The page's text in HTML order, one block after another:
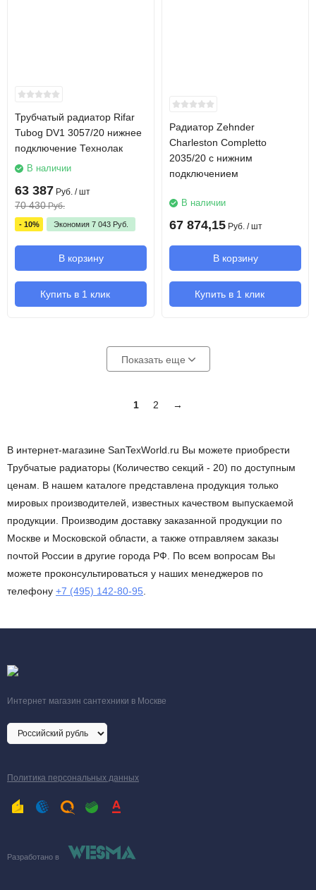
Трубчатый радиатор Rifar
Tubog DV1 3057/20 нижнее
подключение Технолак
В наличии
63 387 Руб. / шт
70 430 Руб.
- 10% Экономия 7 043 Руб.
В корзину
Купить в 1 клик
Радиатор Zehnder
Charleston Completto
2035/20 с нижним
подключением
В наличии
67 874,15 Руб. / шт
В корзину
Купить в 1 клик
Показать еще
1 2 →
В интернет-магазине SanTexWorld.ru Вы можете приобрести
Трубчатые радиаторы (Количество секций - 20) по доступным
ценам. В нашем каталоге представлена продукция только
мировых производителей, известных качеством выпускаемой
продукции. Производим доставку заказанной продукции по
Москве и Московской области, а также отправляем заказы
почтой России в другие города РФ. По всем вопросам Вы
можете проконсультироваться у наших менеджеров по
телефону +7 (495) 142-80-95
Интернет магазин сантехники в Москве
Политика персональных данных
Разработано в